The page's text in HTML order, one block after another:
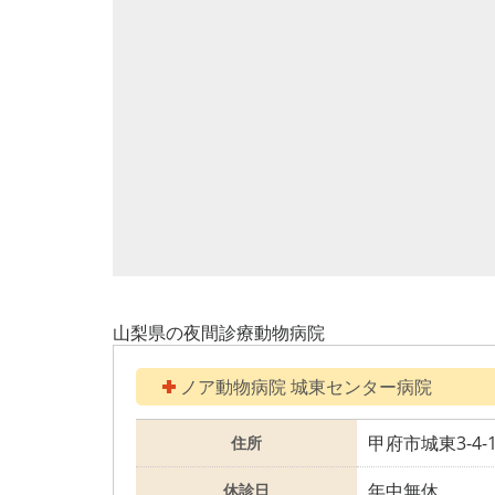
山梨県の夜間診療動物病院
ノア動物病院 城東センター病院
住所 甲府市城東3-4-
休診日